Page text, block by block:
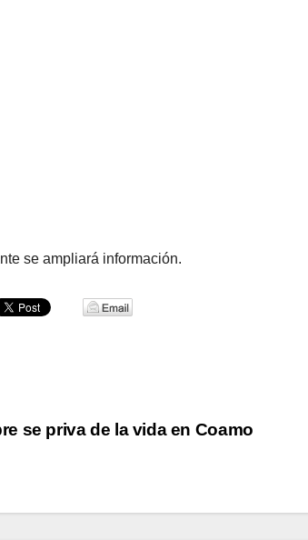
se ampliará información.
se priva de la vida en Coamo